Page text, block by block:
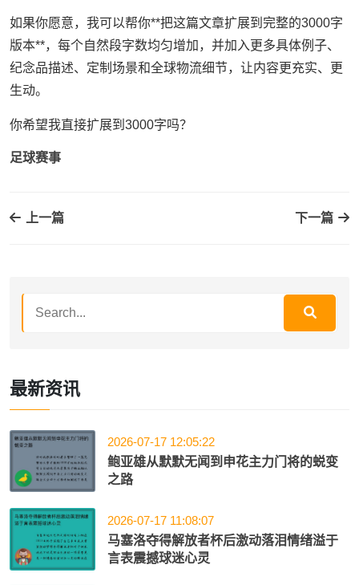
如果你愿意，我可以帮你**把这篇文章扩展到完整的3000字
版本**，每个自然段字数均匀增加，并加入更多具体例子、
纪念品描述、定制场景和全球物流细节，让内容更充实、更
生动。
你希望我直接扩展到3000字吗？
足球赛事
上一篇 下一篇
最新资讯
2026-07-17 12:05:22
鲍亚雄从默默无闻到申花主力门将的蜕变
之路
2026-07-17 11:08:07
马塞洛夺得解放者杯后激动落泪情绪溢于
言表震撼球迷心灵